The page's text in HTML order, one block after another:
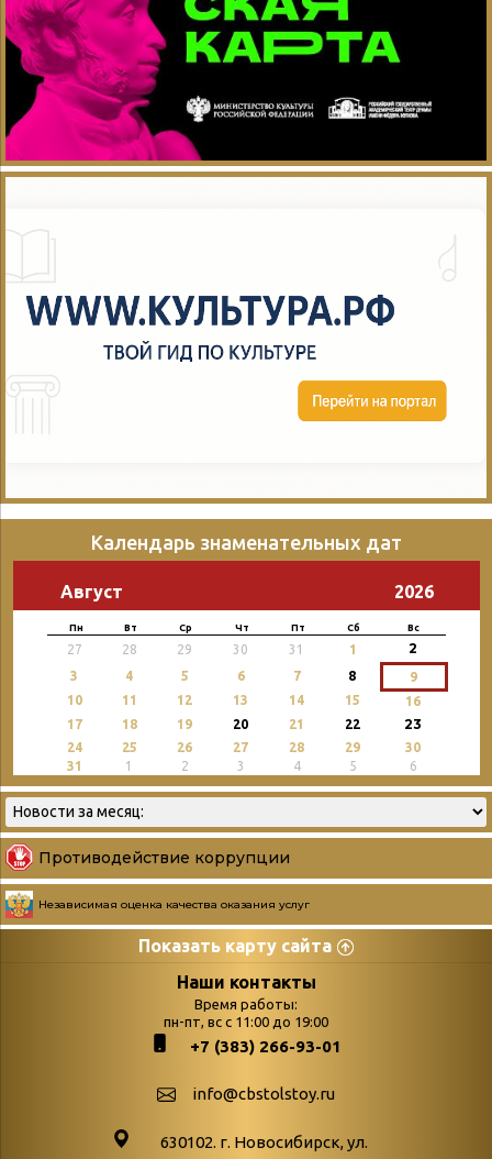
Календарь знаменательных дат
Август 2026
Пн Вт Ср Чт Пт Сб Вс
27 28 29 30 31 1 2
3 4 5 6 7 8
9
10
11 12 13 14 15
16
17
18 19 20 21 22 23
24 25 26 27 28 29
30
31
1 2 3 4 5 6
Противодействие коррупции
Независимая оценка качества оказания услуг
Показать карту сайта
Страницы
podvedenie-itogov-festivalya-
paskhalnaya-palitra
поступлений
Война. Народ.
Наши контакты
Время работы:
пн-пт, вс с 11:00 до 19:00
+7 (383) 266-93-01
info@cbstolstoy.ru
630102. г. Новосибирск, ул.